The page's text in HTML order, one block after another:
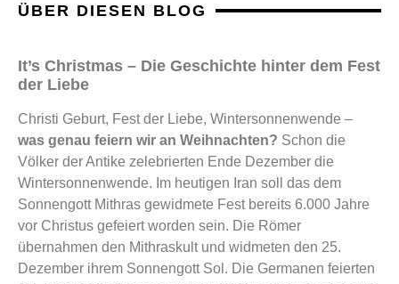
ÜBER DIESEN BLOG
It’s Christmas – Die Geschichte hinter dem Fest
der Liebe
Christi Geburt, Fest der Liebe, Wintersonnenwende –
was genau feiern wir an Weihnachten? Schon die
Völker der Antike zelebrierten Ende Dezember die
Wintersonnenwende. Im heutigen Iran soll das dem
Sonnengott Mithras gewidmete Fest bereits 6.000 Jahre
vor Christus gefeiert worden sein. Die Römer
übernahmen den Mithraskult und widmeten den 25.
Dezember ihrem Sonnengott Sol. Die Germanen feierten